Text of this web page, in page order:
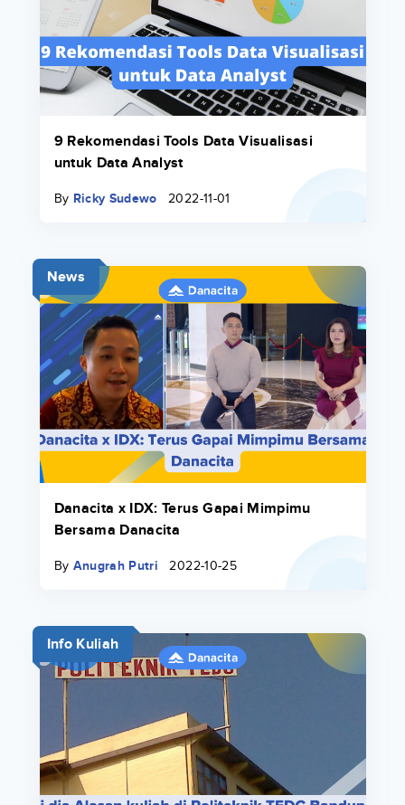
9 Rekomendasi Tools Data Visualisasi
untuk Data Analyst
By Ricky Sudewo 2022-11-01
News
Danacita x IDX: Terus Gapai Mimpimu
Bersama Danacita
By Anugrah Putri 2022-10-25
Info Kuliah